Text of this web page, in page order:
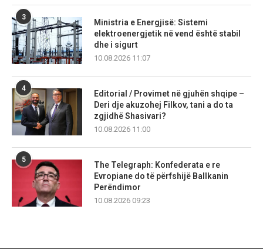
3
Ministria e Energjisë: Sistemi
elektroenergjetik në vend është stabil
dhe i sigurt
10.08.2026 11:07
4
Editorial / Provimet në gjuhën shqipe –
Deri dje akuzohej Filkov, tani a do ta
zgjidhë Shasivari?
10.08.2026 11:00
5
The Telegraph: Konfederata e re
Evropiane do të përfshijë Ballkanin
Perëndimor
10.08.2026 09:23